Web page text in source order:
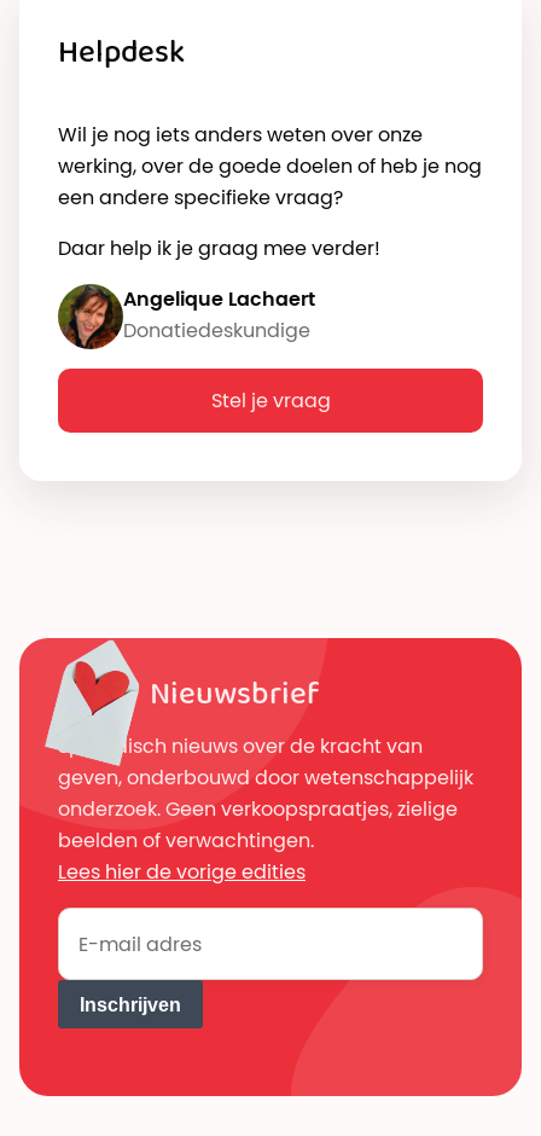
vragen mag je sturen naar dat mailadres.
Angelique Lachaert
Donatiedeskundige
Helpdesk
Wil je nog iets anders weten over onze
werking, over de goede doelen of heb je nog
een andere specifieke vraag?
Daar help ik je graag mee verder!
Stel je vraag
Nieuwsbrief
Sporadisch nieuws over de kracht van
geven, onderbouwd door wetenschappelijk
onderzoek. Geen verkoopspraatjes, zielige
beelden of verwachtingen.
Lees hier de vorige edities
Inschrijven